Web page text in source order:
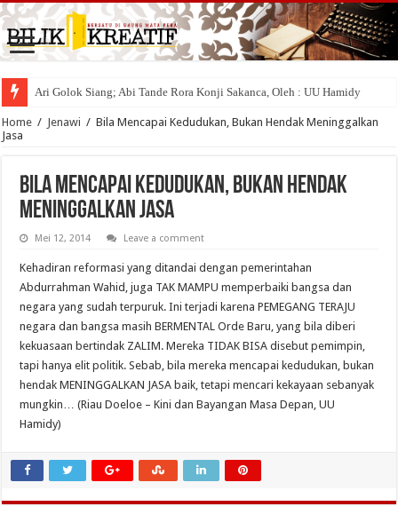
Ari Golok Siang; Abi Tande Rora Konji Sakanca, Oleh : UU Hamidy
Home / Jenawi / Bila Mencapai Kedudukan, Bukan Hendak Meninggalkan
Jasa
Bila Mencapai Kedudukan, Bukan Hendak
Meninggalkan Jasa
Mei 12, 2014 Leave a comment
Kehadiran reformasi yang ditandai dengan pemerintahan
Abdurrahman Wahid, juga TAK MAMPU memperbaiki bangsa dan
negara yang sudah terpuruk. Ini terjadi karena PEMEGANG TERAJU
negara dan bangsa masih BERMENTAL Orde Baru, yang bila diberi
kekuasaan bertindak ZALIM. Mereka TIDAK BISA disebut pemimpin,
tapi hanya elit politik. Sebab, bila mereka mencapai kedudukan, bukan
hendak MENINGGALKAN JASA baik, tetapi mencari kekayaan sebanyak
mungkin… (Riau Doeloe – Kini dan Bayangan Masa Depan, UU
Hamidy)